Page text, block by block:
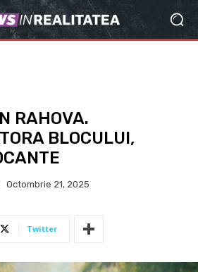
RAHOVA.
BLOCULUI,
Octombrie 21, 2025
Twitter